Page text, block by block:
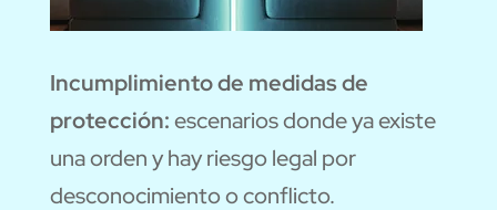
Incumplimiento de medidas de
protección:escenarios donde ya existe
una orden y hay riesgo legal por
desconocimiento o conflicto.